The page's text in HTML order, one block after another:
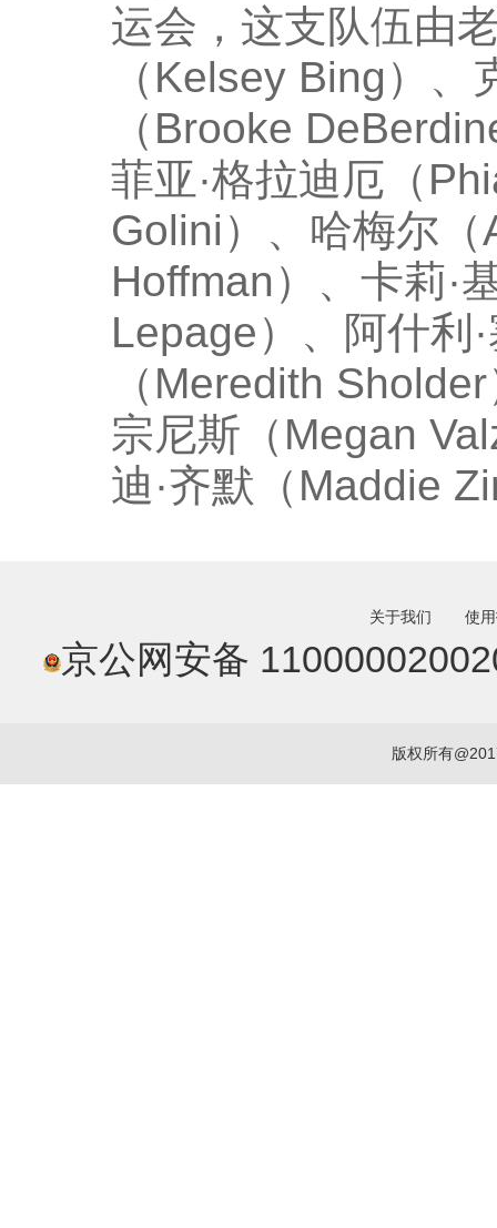
运会，这支队伍由
（Kelsey Bing）
（Brooke
菲亚·格拉迪厄（
Golini）、哈梅尔
Hoffman）、卡莉·
Lepage）、阿什利
（Meredith
宗尼斯（Megan
迪·齐默（Maddie
关于我们 使
京公网安备
版权所有